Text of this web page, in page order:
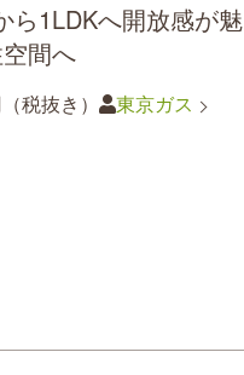
ら1LDKへ開放感が魅
間へ
税抜き） 東京ガス